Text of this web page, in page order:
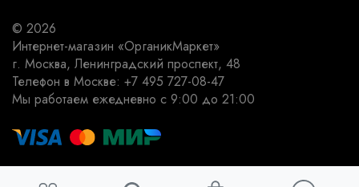
© 2026
Интернет-магазин «ОрганикМаркет»
г. Москва, Ленинградский проспект, 48
Телефон в Москве: +7 495 727-08-47
Мы работаем ежедневно с 9:00 до 21:00